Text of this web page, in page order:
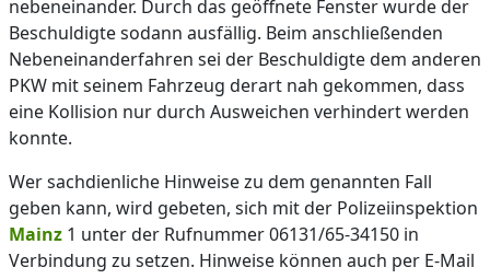
nebeneinander. Durch das geöffnete Fenster wurde der
Beschuldigte sodann ausfällig. Beim anschließenden
Nebeneinanderfahren sei der Beschuldigte dem anderen
PKW mit seinem Fahrzeug derart nah gekommen, dass
eine Kollision nur durch Ausweichen verhindert werden
konnte.
Wer sachdienliche Hinweise zu dem genannten Fall
geben kann, wird gebeten, sich mit der Polizeiinspektion
Mainz 1 unter der Rufnummer 06131/65-34150 in
Verbindung zu setzen. Hinweise können auch per E-Mail